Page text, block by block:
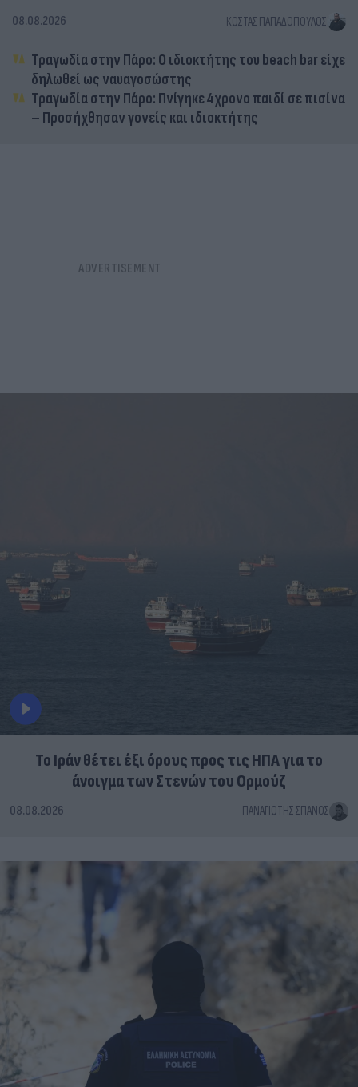
08.08.2026 ΚΏΣΤΑΣ ΠΑΠΑΔΌΠΟΥΛΟΣ
Τραγωδία στην Πάρο: Ο ιδιοκτήτης του beach bar είχε
δηλωθεί ως ναυαγοσώστης
Τραγωδία στην Πάρο: Πνίγηκε 4χρονο παιδί σε πισίνα
– Προσήχθησαν γονείς και ιδιοκτήτης
Το Ιράν θέτει έξι όρους προς τις ΗΠΑ για το
άνοιγμα των Στενών του Ορμούζ
08.08.2026 ΠΑΝΑΓΙΏΤΗΣ ΣΠΑΝΌΣ